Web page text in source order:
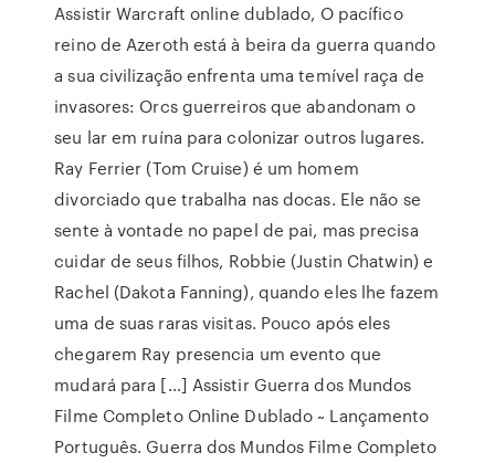
Assistir Warcraft online dublado, O pacífico
reino de Azeroth está à beira da guerra quando
a sua civilização enfrenta uma temível raça de
invasores: Orcs guerreiros que abandonam o
seu lar em ruína para colonizar outros lugares.
Ray Ferrier (Tom Cruise) é um homem
divorciado que trabalha nas docas. Ele não se
sente à vontade no papel de pai, mas precisa
cuidar de seus filhos, Robbie (Justin Chatwin) e
Rachel (Dakota Fanning), quando eles lhe fazem
uma de suas raras visitas. Pouco após eles
chegarem Ray presencia um evento que
mudará para […] Assistir Guerra dos Mundos
Filme Completo Online Dublado ~ Lançamento
Português. Guerra dos Mundos Filme Completo